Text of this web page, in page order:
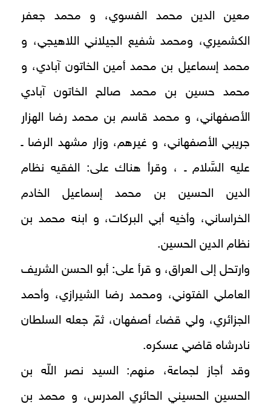
معين الدين محمد الفسوي، و محمد جعفر
الكشميري، ومحمد شفيع الجيلاني اللاهيجي، و
محمد إسماعيل بن محمد أمين الخاتون آبادي، و
محمد حسين بن محمد صالح الخاتون آبادي
الأصفهاني، و محمد قاسم بن محمد رضا الهزار
جريبي الأصفهاني، و غيرهم، وزار مشهد الرضا ـ
عليه السَّلام ـ ، وقرأ هناك على: الفقيه نظام
الدين الحسين بن محمد إسماعيل الخادم
الخراساني، وأخيه أبي البركات، و ابنه محمد بن
نظام الدين الحسين.
وارتحل إلى العراق، و قرأ على: أبو الحسن الشريف
العاملي الفتوني، ومحمد رضا الشيرازي، وأحمد
الجزائري، ولي قضاء أصفهان، ثمّ جعله السلطان
نادرشاه قاضي عسكره.
وقد أجاز لجماعة، منهم: السيد نصر اللّه بن
الحسين الحسيني الحائري المدرس، و محمد بن